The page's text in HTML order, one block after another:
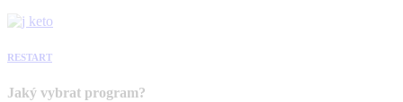
RESTART
Jaký vybrat program?